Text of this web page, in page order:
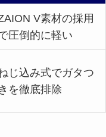
V素材の採用
圧倒的に軽い
じ込み式でガタつ
を徹底排除